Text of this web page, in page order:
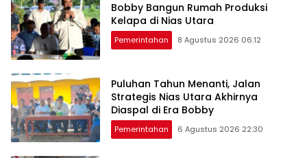
Bobby Bangun Rumah Produksi
Kelapa di Nias Utara
Pemerintahan 8 Agustus 2026 06:12
Puluhan Tahun Menanti, Jalan
Strategis Nias Utara Akhirnya
Diaspal di Era Bobby
Pemerintahan 6 Agustus 2026 22:30